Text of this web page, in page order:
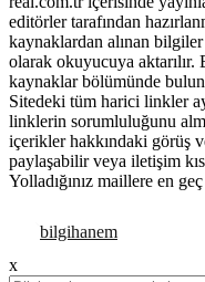
editörler tarafından
kaynaklardan alınan
olarak okuyucuya
kaynaklar bölümünde
Sitedeki tüm harici linkler
linklerin sorumluluğunu
içerikler hakkındaki görüş
paylaşabilir veya iletişim
Yolladığınız maillere en
x